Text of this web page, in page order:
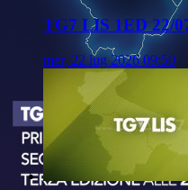
TG7 LIS 1ED 22/
mer, 22 lug 2026 09:50